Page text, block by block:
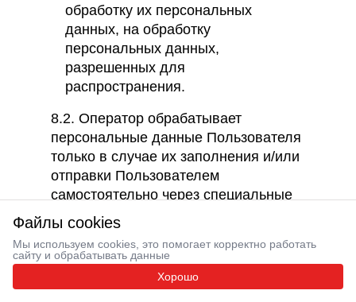
обработку их персональных
данных, на обработку
персональных данных,
разрешенных для
распространения.
8.2. Оператор обрабатывает
персональные данные Пользователя
только в случае их заполнения и/или
отправки Пользователем
самостоятельно через специальные
формы, расположенные на
сайтеhttps://3-red.com
направленные Оператору
посредством электронной почты.
Заполняя соответствующие формы
Файлы cookies
Мы используем cookies, это помогает корректно работать
сайту и обрабатывать данные
Хорошо